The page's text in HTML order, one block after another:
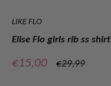
LIKE FLO
Elise Flo girls rib ss shirt
Verkoopprijs
€15,00
Normale
€29,99